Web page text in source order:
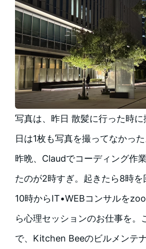
写真は、昨日 散髪に行った時
日は1枚も写真を撮ってなかった
昨晩、Claudでコーディング作
たのが2時すぎ。起きたら8時を
10時からIT•WEBコンサルを
ら心理セッションのお仕事を。
で、Kitchen Beeのビルメンテ